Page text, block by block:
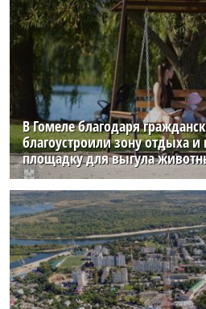
В Гомеле благодаря
благоустроили зону отдыха и
площадку для выгула